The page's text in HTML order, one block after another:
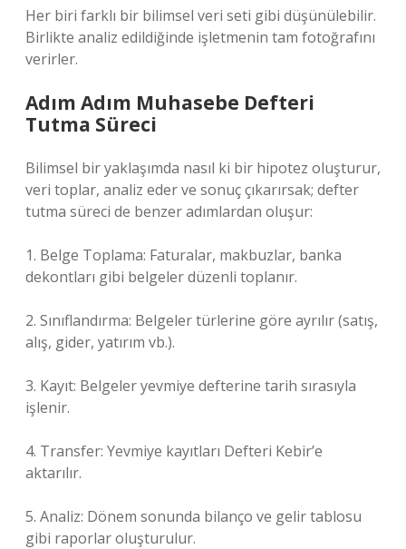
Her biri farklı bir bilimsel veri seti gibi düşünülebilir.
Birlikte analiz edildiğinde işletmenin tam fotoğrafını
verirler.
Adım Adım Muhasebe Defteri
Tutma Süreci
Bilimsel bir yaklaşımda nasıl ki bir hipotez oluşturur,
veri toplar, analiz eder ve sonuç çıkarırsak; defter
tutma süreci de benzer adımlardan oluşur:
1. Belge Toplama: Faturalar, makbuzlar, banka
dekontları gibi belgeler düzenli toplanır.
2. Sınıflandırma: Belgeler türlerine göre ayrılır (satış,
alış, gider, yatırım vb.).
3. Kayıt: Belgeler yevmiye defterine tarih sırasıyla
işlenir.
4. Transfer: Yevmiye kayıtları Defteri Kebir’e
aktarılır.
5. Analiz: Dönem sonunda bilanço ve gelir tablosu
gibi raporlar oluşturulur.